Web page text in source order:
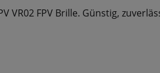
VR02 FPV Brille. Günstig,